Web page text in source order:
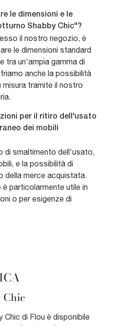
le dimensioni e le
Shabby Chic"?
il nostro negozio, è
le dimensioni standard
tra un'ampia gamma di
anche la possibilità
misura tramite il nostro
per il ritiro dell'usato
dei mobili
di smaltimento dell'usato,
e la possibilità di
della merce acquistata.
particolarmente utile in
o per esigenze di
Chic
di Flou è disponibile